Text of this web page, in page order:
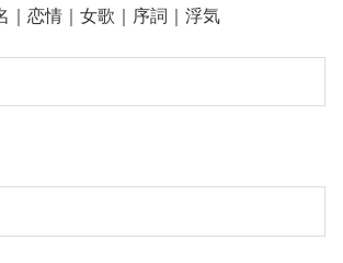
｜恋情｜女歌｜序詞｜浮気